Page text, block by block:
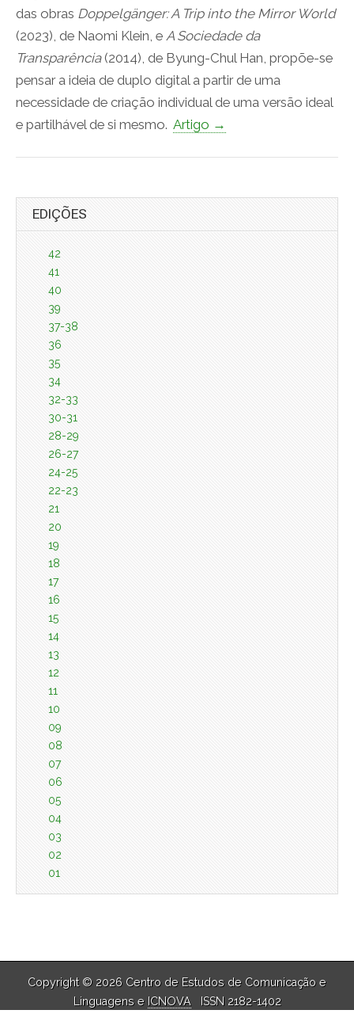
das obras Doppelgänger: A Trip into the Mirror World
(2023), de Naomi Klein, e A Sociedade da
Transparência(2014), de Byung-Chul Han, propõe-se
pensar a ideia de duplo digital a partir de uma
necessidade de criação individual de uma versão ideal
e partilhável de si mesmo. Artigo →
EDIÇÕES
42
41
40
39
37-38
36
35
34
32-33
30-31
28-29
26-27
24-25
22-23
21
20
19
18
17
16
15
14
13
12
11
10
09
08
07
06
05
04
03
02
01
Copyright © 2026 Centro de Estudos de Comunicação e
Linguagens e ICNOVAISSN 2182-1402